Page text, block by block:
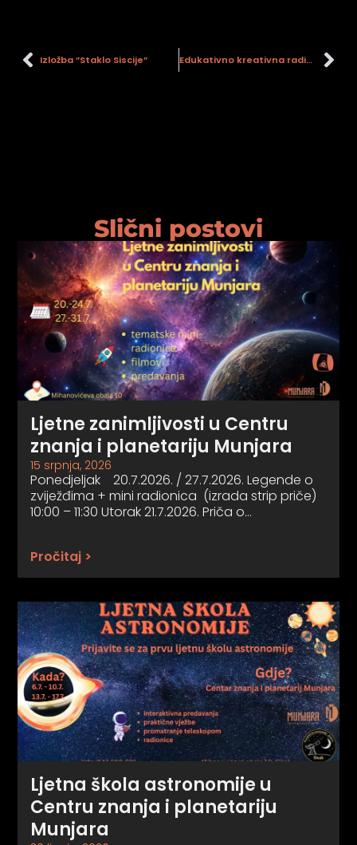
Izložba ”Staklo Siscije” Edukativno kreativna radionica izrade maski tehnikom kaširanja
Slični postovi
Ljetne zanimljivosti u Centru
znanja i planetariju Munjara
15 srpnja, 2026
Ponedjeljak 20.7.2026. / 27.7.2026. Legende o
zviježđima + mini radionica (izrada strip priče)
10:00 – 11:30 Utorak 21.7.2026. Priča o…
Pročitaj >
Ljetna škola astronomije u
Centru znanja i planetariju
Munjara